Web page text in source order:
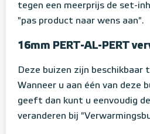
tegen een meerprijs de set-
"pas product naar wens aan".
16mm PERT-AL-PERT
Deze buizen zijn beschikbaar
Wanneer u aan één van deze
geeft dan kunt u eenvoudig
veranderen bij